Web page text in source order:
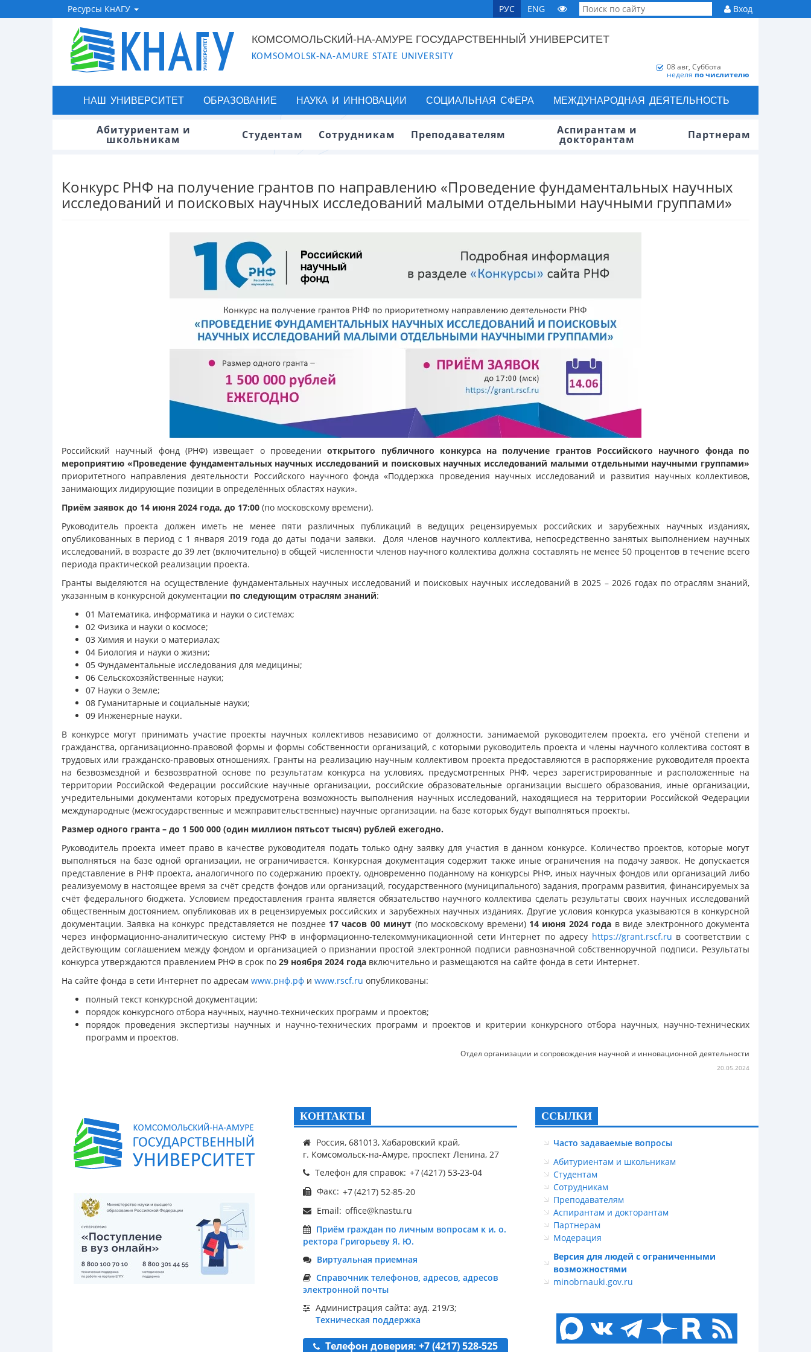
Ресурсы КнАГУ РУС ENG Вход
КОМСОМОЛЬСКИЙ-НА-АМУРЕ ГОСУДАРСТВЕННЫЙ УНИВЕРСИТЕТ
KOMSOMOLSK-NA-AMURE STATE UNIVERSITY
08 авг, Суббота
неделя по числителю
НАШ УНИВЕРСИТЕТ ОБРАЗОВАНИЕ НАУКА И ИННОВАЦИИ СОЦИАЛЬНАЯ СФЕРА МЕЖДУНАРОДНАЯ ДЕЯТЕЛЬНОСТЬ
Абитуриентам и
школьникам Студентам Сотрудникам Преподавателям Аспирантам и
докторантам Партнерам
Конкурс РНФ на получение грантов по направлению «Проведение фундаментальных научных
исследований и поисковых научных исследований малыми отдельными научными группами»
Российский научный фонд (РНФ) извещает о проведенииоткрытого публичного конкурса на получение грантов Российского научного фонда по
мероприятию «Проведение фундаментальных научных исследований и поисковых научных исследований малыми отдельными научными группами»
приоритетного направления деятельности Российского научного фонда «Поддержка проведения научных исследований и развития научных коллективов,
занимающих лидирующие позиции в определённых областях науки».
Приём заявок до 14 июня 2024 года, до 17:00 (по московскому времени).
Руководитель проекта должен иметь не менее пяти различных публикаций в ведущих рецензируемых российских и зарубежных научных изданиях,
опубликованных в период с 1 января 2019 года до даты подачи заявки. Доля членов научного коллектива, непосредственно занятых выполнением научных
исследований, в возрасте до 39 лет (включительно) в общей численности членов научного коллектива должна составлять не менее 50 процентов в течение всего
периода практической реализации проекта.
Гранты выделяются на осуществление фундаментальных научных исследований и поисковых научных исследований в 2025 – 2026 годах по отраслям знаний,
указанным в конкурсной документации по следующим отраслям знаний:
01 Математика, информатика и науки о системах;
02 Физика и науки о космосе;
03 Химия и науки о материалах;
04 Биология и науки о жизни;
05 Фундаментальные исследования для медицины;
06 Сельскохозяйственные науки;
07 Науки о Земле;
08 Гуманитарные и социальные науки;
09 Инженерные науки.
В конкурсе могут принимать участие проекты научных коллективов независимо от должности, занимаемой руководителем проекта, его учёной степени и
гражданства, организационно-правовой формы и формы собственности организаций, с которыми руководитель проекта и члены научного коллектива состоят в
трудовых или гражданско-правовых отношениях. Гранты на реализацию научным коллективом проекта предоставляются в распоряжение руководителя проекта
на безвозмездной и безвозвратной основе по результатам конкурса на условиях, предусмотренных РНФ, через зарегистрированные и расположенные на
территории Российской Федерации российские научные организации, российские образовательные организации высшего образования, иные организации,
учредительными документами которых предусмотрена возможность выполнения научных исследований, находящиеся на территории Российской Федерации
международные (межгосударственные и межправительственные) научные организации, на базе которых будут выполняться проекты.
Размер одного гранта – до 1 500 000 (один миллион пятьсот тысяч) рублей ежегодно.
Руководитель проекта имеет право в качестве руководителя подать только одну заявку для участия в данном конкурсе. Количество проектов, которые могут
выполняться на базе одной организации, не ограничивается. Конкурсная документация содержит также иные ограничения на подачу заявок. Не допускается
представление в РНФ проекта, аналогичного по содержанию проекту, одновременно поданному на конкурсы РНФ, иных научных фондов или организаций либо
реализуемому в настоящее время за счёт средств фондов или организаций, государственного (муниципального) задания, программ развития, финансируемых за
счёт федерального бюджета. Условием предоставления гранта является обязательство научного коллектива сделать результаты своих научных исследований
общественным достоянием, опубликовав их в рецензируемых российских и зарубежных научных изданиях. Другие условия конкурса указываются в конкурсной
документации. Заявка на конкурс представляется не позднее 17 часов 00 минут (по московскому времени) 14 июня 2024 года в виде электронного документа
через информационно-аналитическую систему РНФ в информационно-телекоммуникационной сети Интернет по адресу https://grant.rscf.ru в соответствии с
действующим соглашением между фондом и организацией о признании простой электронной подписи равнозначной собственноручной подписи. Результаты
конкурса утверждаются правлением РНФ в срок по 29 ноября 2024 года включительно и размещаются на сайте фонда в сети Интернет.
На сайте фонда в сети Интернет по адресам www.рнф.рф и www.rscf.ru опубликованы:
полный текст конкурсной документации;
порядок конкурсного отбора научных, научно-технических программ и проектов;
порядок проведения экспертизы научных и научно-технических программ и проектов и критерии конкурсного отбора научных, научно-технических
программ и проектов.
Отдел организации и сопровождения научной и инновационной деятельности
20.05.2024
КОНТАКТЫ
Россия, 681013, Хабаровский край,
г. Комсомольск-на-Амуре, проспект Ленина, 27
Телефон для справок:
Факс:
Email:
Приём граждан по личным вопросам к и. о.
ректора Григорьеву Я. Ю.
Виртуальная приемная
Справочник телефонов, адресов, адресов
электронной почты
Администрация сайта: ауд. 219/3;
Техническая поддержка
Телефон доверия: +7 (4217) 528-525
ССЫЛКИ
Часто задаваемые вопросы
Абитуриентам и школьникам
Студентам
Сотрудникам
Преподавателям
Аспирантам и докторантам
Партнерам
Модерация
Версия для людей с ограниченными
возможностями
minobrnauki.gov.ru